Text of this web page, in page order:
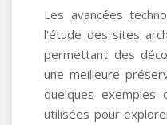
Les avancées
l'étude des sites
permettant des
une meilleure
quelques exemples
utilisées pour